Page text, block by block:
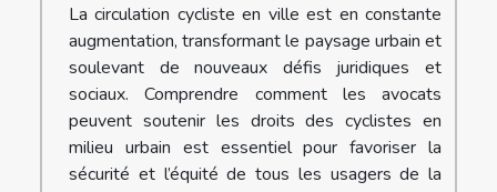
La circulation cycliste en ville est en constante
augmentation, transformant le paysage urbain et
soulevant de nouveaux défis juridiques et
sociaux. Comprendre comment les avocats
peuvent soutenir les droits des cyclistes en
milieu urbain est essentiel pour favoriser la
sécurité et l’équité de tous les usagers de la